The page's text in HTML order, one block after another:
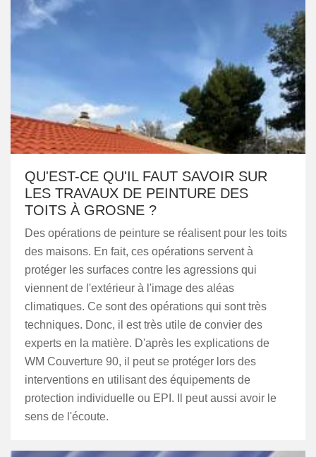
QU'EST-CE QU'IL FAUT SAVOIR SUR
LES TRAVAUX DE PEINTURE DES
TOITS À GROSNE ?
Des opérations de peinture se réalisent pour les toits
des maisons. En fait, ces opérations servent à
protéger les surfaces contre les agressions qui
viennent de l'extérieur à l'image des aléas
climatiques. Ce sont des opérations qui sont très
techniques. Donc, il est très utile de convier des
experts en la matière. D'après les explications de
WM Couverture 90, il peut se protéger lors des
interventions en utilisant des équipements de
protection individuelle ou EPI. Il peut aussi avoir le
sens de l'écoute.